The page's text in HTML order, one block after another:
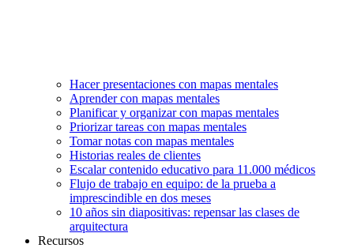
Hacer presentaciones con mapas mentales
Aprender con mapas mentales
Planificar y organizar con mapas mentales
Priorizar tareas con mapas mentales
Tomar notas con mapas mentales
Historias reales de clientes
Escalar contenido educativo para 11.000 médicos
Flujo de trabajo en equipo: de la prueba a
imprescindible en dos meses
10 años sin diapositivas: repensar las clases de
arquitectura
Recursos